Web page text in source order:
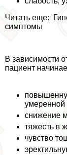
Читать еще:
симптомы
В зависимости
пациент
умеренной
снижение
тяжесть в
чувство